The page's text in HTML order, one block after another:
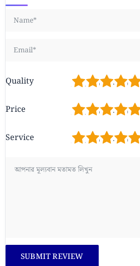
Quality 5
4
3
2
Price 5
4
3
2
Service 5
4
3
2